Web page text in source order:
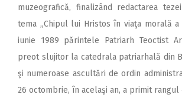
muzeografică, finalizând redactarea
tema „Chipul lui Hristos în viaţa morală a
iunie 1989 părintele Patriarh Teoctist
preot slujitor la catedrala patriarhală din
şi numeroase ascultări de ordin
26 octombrie, în acelaşi an, a primit rangul